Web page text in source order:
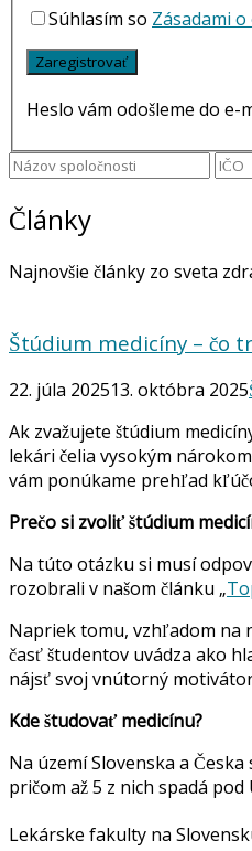
Súhlasím so Zásadami
Heslo vám odošleme do
Články
Najnovšie články zo sveta
Štúdium medicíny – čo
22. júla 202513. októbra 2025
Ak zvažujete štúdium
lekári čelia vysokým
vám ponúkame prehľad
Prečo si zvoliť štúdium
Na túto otázku si musí
rozobrali v našom článku „
Napriek tomu, vzhľadom na
časť študentov uvádza ako
nájsť svoj vnútorný
Kde študovať medicínu?
Na území Slovenska a
pričom až 5 z nich spadá
Lekárske fakulty na